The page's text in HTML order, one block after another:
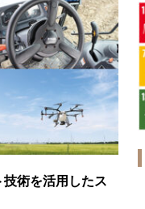
術を活用したス